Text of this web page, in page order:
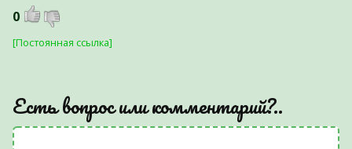
0
[Постоянная ссылка]
Есть вопрос или комментарий?..